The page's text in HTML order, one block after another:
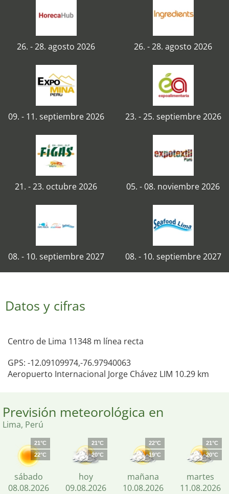
26. - 28. agosto 2026 26. - 28. agosto 2026
09. - 11. septiembre 2026 23. - 25. septiembre 2026
21. - 23. octubre 2026 05. - 08. noviembre 2026
08. - 10. septiembre 2027 08. - 10. septiembre 2027
Datos y cifras
Centro de Lima 11348 m línea recta
GPS: -12.09109974,-76.97940063
Aeropuerto Internacional Jorge Chávez LIM 10.29 km
Previsión meteorológica en
Lima, Perú
21°C
22°C
sábado
08.08.2026
21°C
20°C
hoy
09.08.2026
22°C
19°C
mañana
10.08.2026
21°C
20°C
martes
11.08.2026